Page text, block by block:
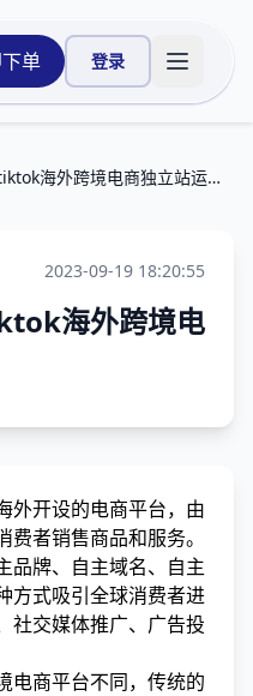
单 登录 打开主
2023年国际抖音tiktok海外跨境电商独立站运营指南
2023-09-19 18:20:55
海外跨境电
外开设的电商平台，由
者销售商品和服务。
品牌、自主域名、自主
方式吸引全球消费者进
社交媒体推广、广告投
电商平台不同，传统的